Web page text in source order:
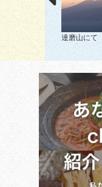
達磨山にて